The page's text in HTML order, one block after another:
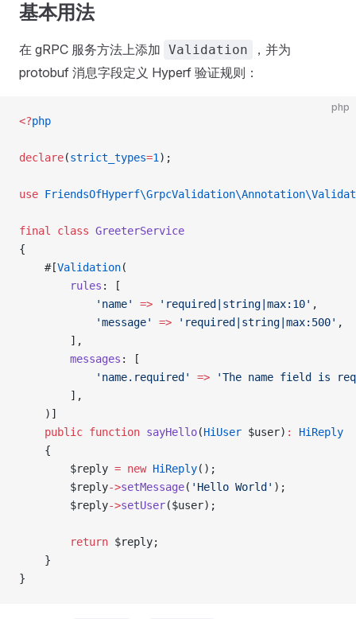
基本用法
在 gRPC 服务方法上添加 Validation
，并为
protobuf 消息字段定义 Hyperf 验证规则：
php
<?php
declare(strict_types=1 );
use
final class GreeterService
{
    #[
Validation(
        rules
: [
            'name'
=> 'required|string|max:10' ,
            'message'
=> 'required|string|max:500' ,
        ],
        messages
: [
            'name.required'
=> 'The name field is
        ],
    )]
    public
function sayHello(HiUser $user) :
HiReply
    {
        $reply
= new HiReply();
        $reply
->setMessage( 'Hello World' );
        $reply
->setUser($user);
        return
$reply;
    }
}